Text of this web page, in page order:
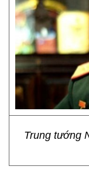
Trung tướng